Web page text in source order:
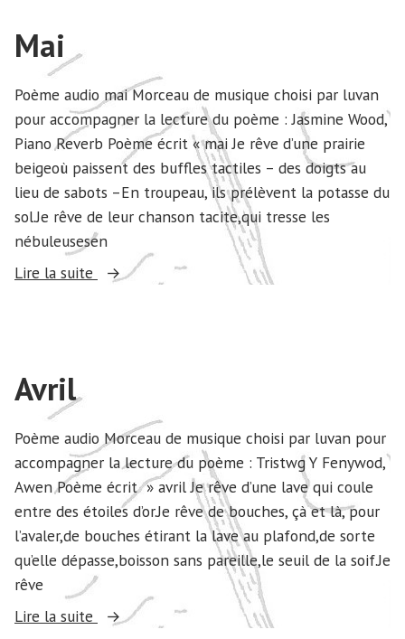
Mai
Poème audio mai Morceau de musique choisi par luvan
pour accompagner la lecture du poème : Jasmine Wood,
Piano Reverb Poème écrit « mai Je rêve d’une prairie
beigeoù paissent des buffles tactiles – des doigts au
lieu de sabots –En troupeau, ils prélèvent la potasse du
sol.Je rêve de leur chanson tacite,qui tresse les
nébuleusesen
Lire la suite
« Mai »
Avril
Poème audio Morceau de musique choisi par luvan pour
accompagner la lecture du poème : Tristwg Y Fenywod,
Awen Poème écrit » avril Je rêve d’une lave qui coule
entre des étoiles d’or.Je rêve de bouches, çà et là, pour
l’avaler,de bouches étirant la lave au plafond,de sorte
qu’elle dépasse,boisson sans pareille,le seuil de la soif.Je
rêve
Lire la suite
« Avril »